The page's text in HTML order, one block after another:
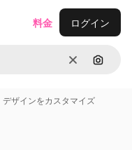
消去 画像で
料金 ログイン
デザインをカスタマイズ